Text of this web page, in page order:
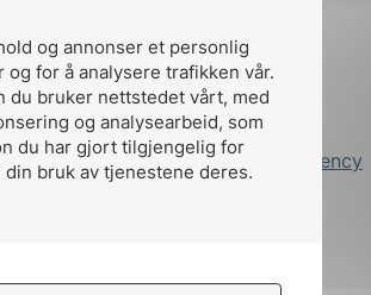
og annonser et personlig
for å analysere trafikken vår.
du bruker nettstedet vårt, med
og analysearbeid, som
du har gjort tilgjengelig for
bruk av tjenestene deres.
and developed by Stem Agency